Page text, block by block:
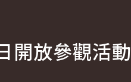
開放參觀活動